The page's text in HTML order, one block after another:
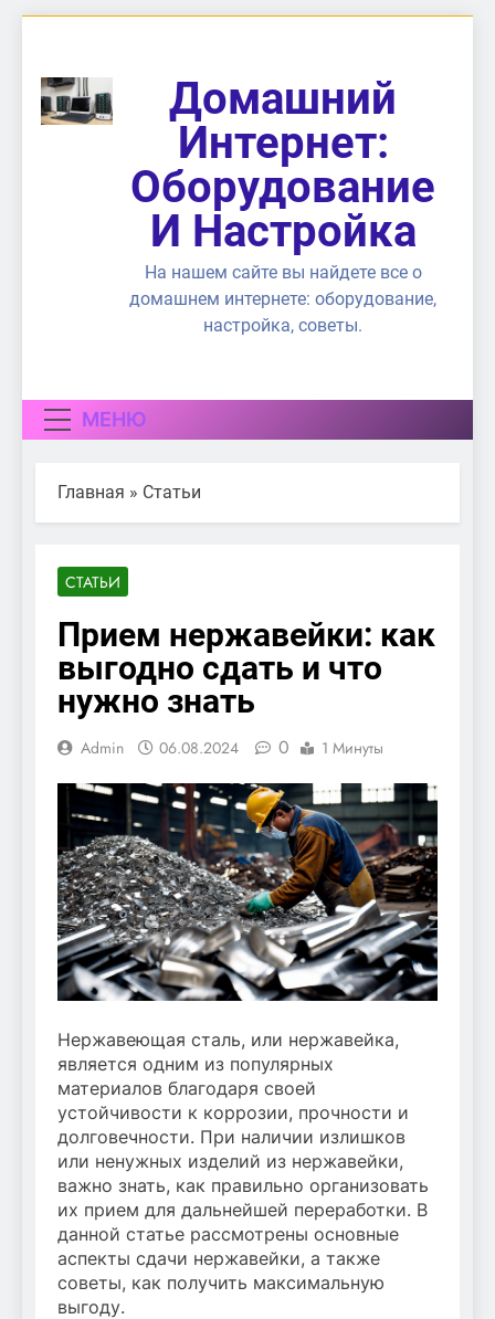
содержимому
Домашний
Интернет:
Оборудование
И Настройка
На нашем сайте вы найдете все о
домашнем интернете: оборудование,
настройка, советы.
МЕНЮ
Главная » Статьи
СТАТЬИ
Прием нержавейки: как
выгодно сдать и что
нужно знать
Admin 06.08.2024 0 1 Минуты
Нержавеющая сталь, или нержавейка,
является одним из популярных
материалов благодаря своей
устойчивости к коррозии, прочности и
долговечности. При наличии излишков
или ненужных изделий из нержавейки,
важно знать, как правильно организовать
их прием для дальнейшей переработки. В
данной статье рассмотрены основные
аспекты сдачи нержавейки, а также
советы, как получить максимальную
выгоду.